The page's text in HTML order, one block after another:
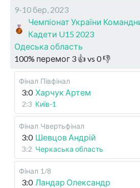
9-10 бер, 2023
Чемпіонат України
Кадети U15 2023
Одеська область
100% перемог 3 👍 vs 0👎
Фінал Півфінал
3:0 Харчук Артем
2:3 Київ-1
Фінал Чвертьфінал
3:0 Шевцов Андрій
3:2 Черкаська область
Фінал 1/8
3:0 Ландар Олександр